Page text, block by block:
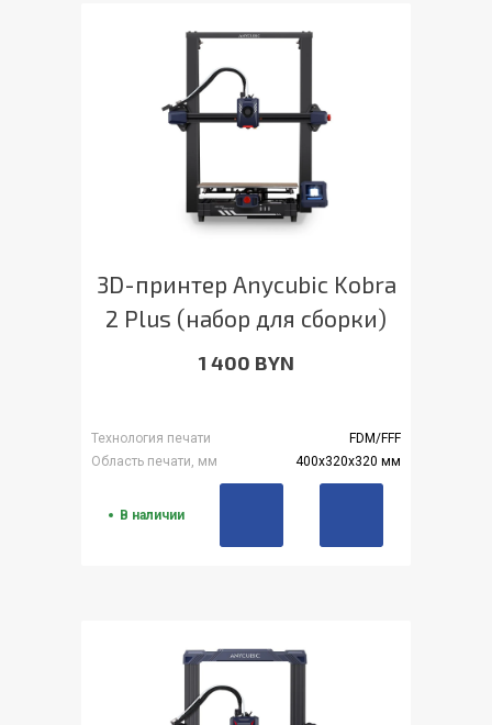
3D-принтер Anycubic Kobra
2 Plus (набор для сборки)
1 400 BYN
Технология печати
FDM/FFF
Область печати, мм
400x320x320 мм
В наличии